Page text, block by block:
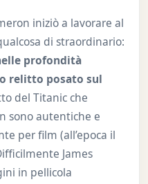
iniziò a lavorare al
di straordinario:
profondità
relitto posato sul
del Titanic che
sono autentiche e
per film (all’epoca il
James
in pellicola